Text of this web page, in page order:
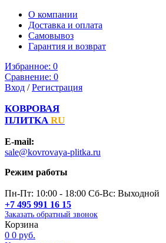
О компании
Доставка и оплата
Самовывоз
Гарантия и возврат
Избранное: 0
Сравнение: 0
Вход /Регистрация
КОВРОВАЯ
ПЛИТКА RU
E-mail:
sale@kovrovaya-plitka.ru
Режим работы
Пн-Пт: 10:00 - 18:00 Сб-Вс: Выходной
+7 495 991 16 15
Заказать обратный звонок
Корзина
0 0 руб.